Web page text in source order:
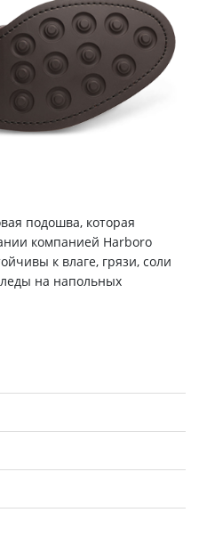
подошва, которая
компанией Harboro
к влаге, грязи, соли
на напольных